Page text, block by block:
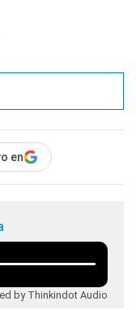
en
by Thinkindot Audio